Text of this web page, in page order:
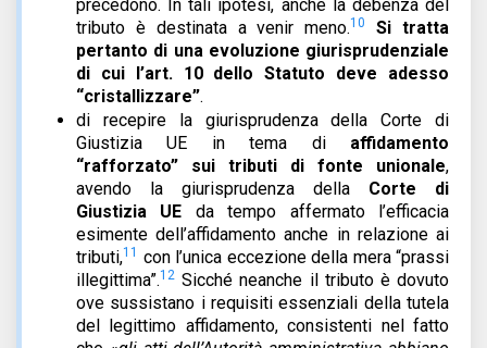
precedono. In tali ipotesi, anche la debenza del
tributo è destinata a venir meno.10
Si tratta
pertanto di una evoluzione giurisprudenziale
di cui l’art. 10 dello Statuto deve adesso
“cristallizzare”.
di recepire la giurisprudenza della Corte di
Giustizia UE in tema di affidamento
“rafforzato” sui tributi di fonte unionale,
avendo la giurisprudenza della Corte di
Giustizia UE da tempo affermato l’efficacia
esimente dell’affidamento anche in relazione ai
tributi,11 con l’unica eccezione della mera “prassi
illegittima”.12 Sicché neanche il tributo è dovuto
ove sussistano i requisiti essenziali della tutela
del legittimo affidamento, consistenti nel fatto